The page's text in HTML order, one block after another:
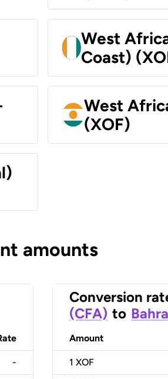
West
Coast)
West
(XOF)
amounts
-
Conversion
(CFA) to
Amount
1 XOF